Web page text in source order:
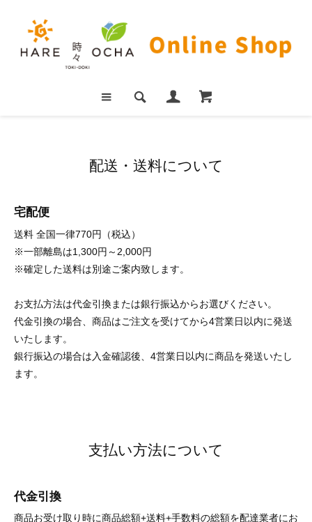
配送・送料について
宅配便
送料 全国一律770円（税込）
※一部離島は1,300円～2,000円
※確定した送料は別途ご案内致します。
お支払方法は代金引換または銀行振込からお選びください。
代金引換の場合、商品はご注文を受けてから4営業日以内に発送
いたします。
銀行振込の場合は入金確認後、4営業日以内に商品を発送いたし
ます。
支払い方法について
代金引換
商品お受け取り時に商品総額+送料+手数料の総額を配達業者にお